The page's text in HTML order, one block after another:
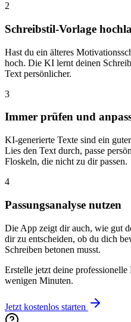
2
Schreibstil-Vorlage
Hast du ein älteres
hoch. Die KI lernt deinen
Text persönlicher.
3
Immer prüfen und
KI-generierte Texte sind ein
Lies den Text durch, passe
Floskeln, die nicht zu dir passen.
4
Passungsanalyse nutzen
Die App zeigt dir auch, wie gut
dir zu entscheiden, ob du dich
Schreiben betonen musst.
Erstelle jetzt deine
wenigen Minuten.
Jetzt kostenlos starten